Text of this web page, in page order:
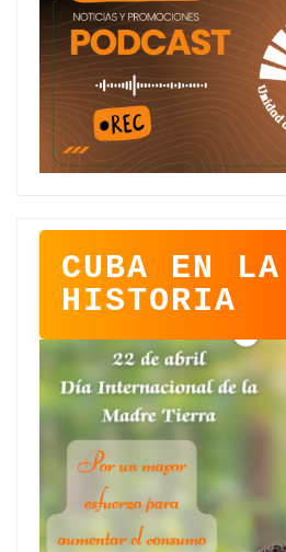
CUBA EN LA
HISTORIA